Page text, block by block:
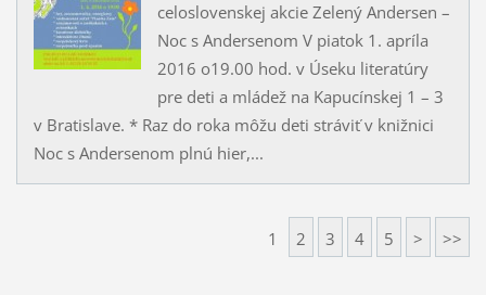
celoslovenskej akcie Zelený Andersen –
Noc s Andersenom V piatok 1. apríla
2016 o19.00 hod. v Úseku literatúry
pre deti a mládež na Kapucínskej 1 – 3
v Bratislave. * Raz do roka môžu deti stráviť v knižnici
Noc s Andersenom plnú hier,...
1 2 3 4 5 > >>